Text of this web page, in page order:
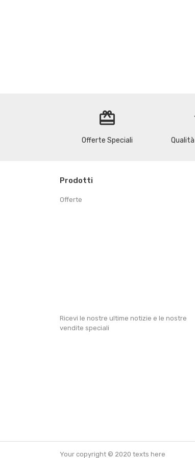
redeem
Offerte Speciali
Prodotti
Offerte
Ricevi le nostre ultime notizie e le nostre
vendite speciali
Your copyright © 2020 texts here